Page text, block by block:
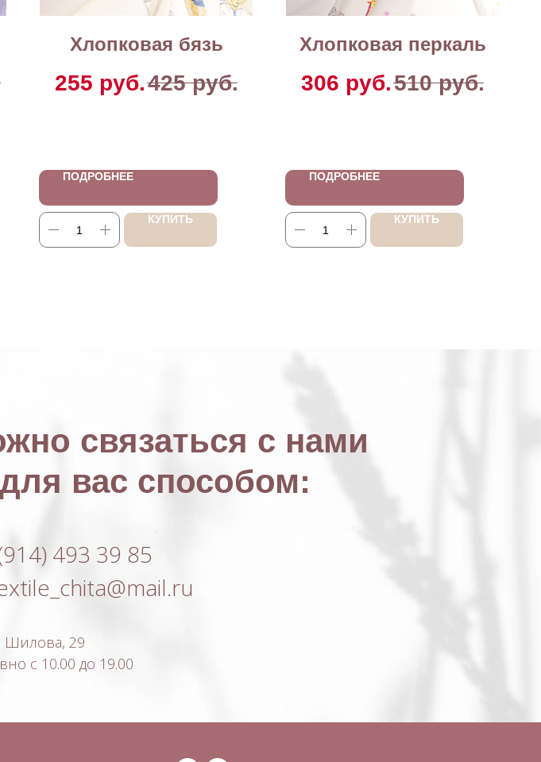
Хлопковая бязь
255 руб.425 руб.
ПОДРОБНЕЕ
КУПИТЬ
Хлопковая перкаль
306 руб.510 руб.
ПОДРОБНЕЕ
КУПИТЬ
связаться с нами
вас способом:
493 39 85
Шилова, 29
с 10.00 до 19.00